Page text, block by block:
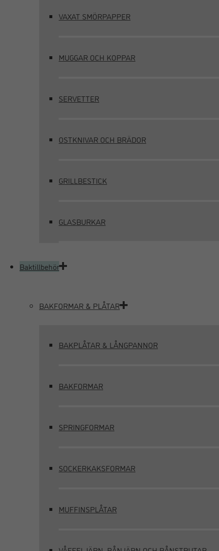
VAXAT SMÖRPAPPER
MUGGAR OCH KOPPAR
SERVETTER
OSTKNIVAR OCH BRÄDOR
GRILLBESTICK
GLASBURKAR
Baktillbehör
BAKFORMAR & PLÅTAR
BAKPLÅTAR & LÅNGPANNOR
BAKFORMAR
SPRINGFORMAR
SOCKERKAKSFORMAR
MUFFINSPLÅTAR